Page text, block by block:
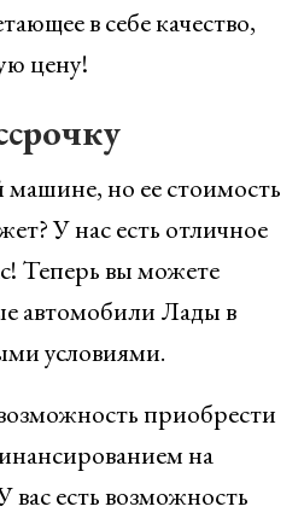
в себе качество,
цену!
машине, но ее стоимость
У нас есть отличное
Теперь вы можете
автомобили Лады в
условиями.
приобрести
на
вас есть возможность